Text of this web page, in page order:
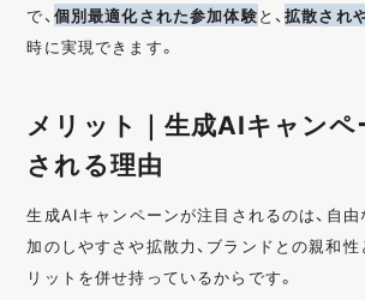
で、個別最適化された参加体験と、拡散され
時に実現できます。
メリット｜生成AIキャンペ
される理由
生成AIキャンペーンが注目されるのは、自由
加のしやすさや拡散力、ブランドとの親和
リットを併せ持っているからです。